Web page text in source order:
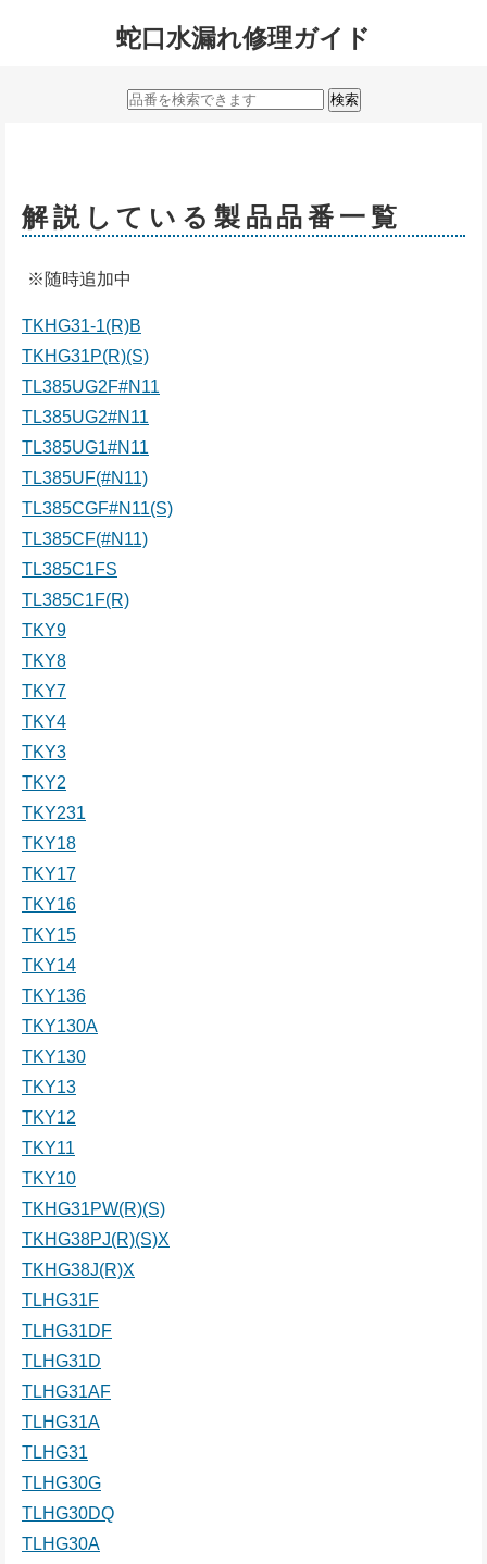
蛇口水漏れ修理ガイド
解説している製品品番一覧
※随時追加中
TKHG31-1(R)B
TKHG31P(R)(S)
TL385UG2F#N11
TL385UG2#N11
TL385UG1#N11
TL385UF(#N11)
TL385CGF#N11(S)
TL385CF(#N11)
TL385C1FS
TL385C1F(R)
TKY9
TKY8
TKY7
TKY4
TKY3
TKY2
TKY231
TKY18
TKY17
TKY16
TKY15
TKY14
TKY136
TKY130A
TKY130
TKY13
TKY12
TKY11
TKY10
TKHG31PW(R)(S)
TKHG38PJ(R)(S)X
TKHG38J(R)X
TLHG31F
TLHG31DF
TLHG31D
TLHG31AF
TLHG31A
TLHG31
TLHG30G
TLHG30DQ
TLHG30A